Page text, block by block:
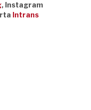
, Instagram
Intrans